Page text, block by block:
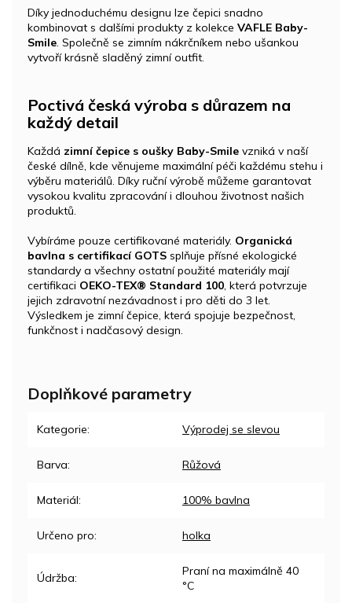
Díky jednoduchému designu lze čepici snadno
kombinovat s dalšími produkty z kolekce VAFLE Baby-
Smile. Společně se zimním nákrčníkem nebo ušankou
vytvoří krásně sladěný zimní outfit.
Poctivá česká výroba s důrazem na
každý detail
Každá zimní čepice s oušky Baby-Smile vzniká v naší
české dílně, kde věnujeme maximální péči každému stehu i
výběru materiálů. Díky ruční výrobě můžeme garantovat
vysokou kvalitu zpracování i dlouhou životnost našich
produktů.
Vybíráme pouze certifikované materiály. Organická
bavlna s certifikací GOTS splňuje přísné ekologické
standardy a všechny ostatní použité materiály mají
certifikaci OEKO-TEX® Standard 100, která potvrzuje
jejich zdravotní nezávadnost i pro děti do 3 let.
Výsledkem je zimní čepice, která spojuje bezpečnost,
funkčnost i nadčasový design.
Doplňkové parametry
Kategorie: Výprodej se slevou
Barva: Růžová
Materiál: 100% bavlna
Určeno pro: holka
Údržba:
Praní na maximálně 40
°C